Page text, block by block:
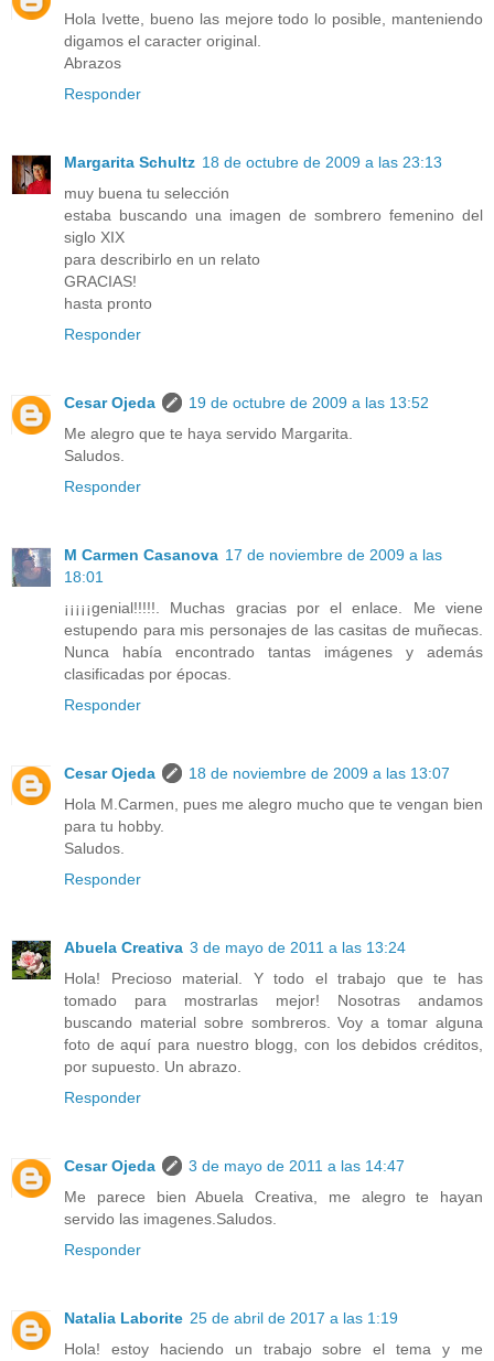
Hola Ivette, bueno las mejore todo lo posible, manteniendo
digamos el caracter original.
Abrazos
Responder
Margarita Schultz 18 de octubre de 2009 a las 23:13
muy buena tu selección
estaba buscando una imagen de sombrero femenino del
siglo XIX
para describirlo en un relato
GRACIAS!
hasta pronto
Responder
Cesar Ojeda
19 de octubre de 2009 a las 13:52
Me alegro que te haya servido Margarita.
Saludos.
Responder
M Carmen Casanova 17 de noviembre de 2009 a las
18:01
¡¡¡¡¡genial!!!!!. Muchas gracias por el enlace. Me viene
estupendo para mis personajes de las casitas de muñecas.
Nunca había encontrado tantas imágenes y además
clasificadas por épocas.
Responder
Cesar Ojeda
18 de noviembre de 2009 a las 13:07
Hola M.Carmen, pues me alegro mucho que te vengan bien
para tu hobby.
Saludos.
Responder
Abuela Creativa 3 de mayo de 2011 a las 13:24
Hola! Precioso material. Y todo el trabajo que te has
tomado para mostrarlas mejor! Nosotras andamos
buscando material sobre sombreros. Voy a tomar alguna
foto de aquí para nuestro blogg, con los debidos créditos,
por supuesto. Un abrazo.
Responder
Cesar Ojeda
3 de mayo de 2011 a las 14:47
Me parece bien Abuela Creativa, me alegro te hayan
servido las imagenes.Saludos.
Responder
Natalia Laborite 25 de abril de 2017 a las 1:19
Hola! estoy haciendo un trabajo sobre el tema y me